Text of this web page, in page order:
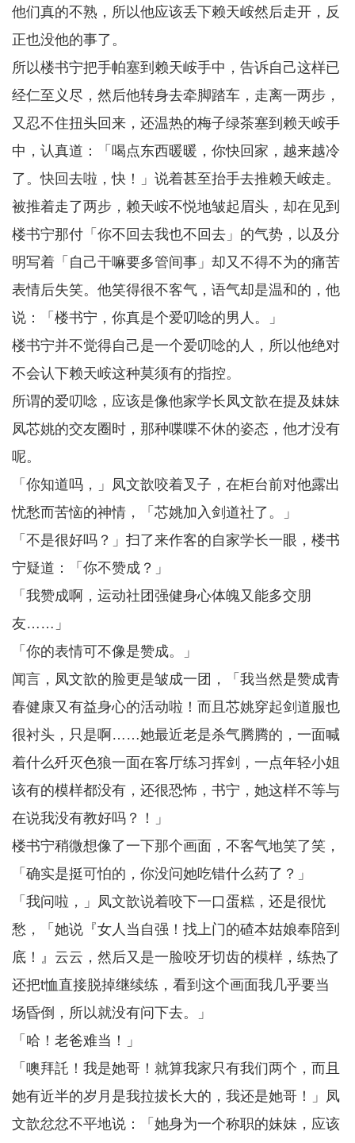
他们真的不熟，所以他应该丢下赖天峖然后走开，反
正也没他的事了。
所以楼书宁把手帕塞到赖天峖手中，告诉自己这样已
经仁至义尽，然后他转身去牵脚踏车，走离一两步，
又忍不住扭头回来，还温热的梅子绿茶塞到赖天峖手
中，认真道：「喝点东西暖暖，你快回家，越来越冷
了。快回去啦，快！」说着甚至抬手去推赖天峖走。
被推着走了两步，赖天峖不悦地皱起眉头，却在见到
楼书宁那付「你不回去我也不回去」的气势，以及分
明写着「自己干嘛要多管间事」却又不得不为的痛苦
表情后失笑。他笑得很不客气，语气却是温和的，他
说：「楼书宁，你真是个爱叨唸的男人。」
楼书宁并不觉得自己是一个爱叨唸的人，所以他绝对
不会认下赖天峖这种莫须有的指控。
所谓的爱叨唸，应该是像他家学长凤文歆在提及妹妹
凤芯姚的交友圈时，那种喋喋不休的姿态，他才没有
呢。
「你知道吗，」凤文歆咬着叉子，在柜台前对他露出
忧愁而苦恼的神情，「芯姚加入剑道社了。」
「不是很好吗？」扫了来作客的自家学长一眼，楼书
宁疑道：「你不赞成？」
「我赞成啊，运动社团强健身心体魄又能多交朋
友……」
「你的表情可不像是赞成。」
闻言，凤文歆的脸更是皱成一团，「我当然是赞成青
春健康又有益身心的活动啦！而且芯姚穿起剑道服也
很衬头，只是啊……她最近老是杀气腾腾的，一面喊
着什么歼灭色狼一面在客厅练习挥剑，一点年轻小姐
该有的模样都没有，还很恐怖，书宁，她这样不等与
在说我没有教好吗？！」
楼书宁稍微想像了一下那个画面，不客气地笑了笑，
「确实是挺可怕的，你没问她吃错什么药了？」
「我问啦，」凤文歆说着咬下一口蛋糕，还是很忧
愁，「她说『女人当自强！找上门的碴本姑娘奉陪到
底！』云云，然后又是一脸咬牙切齿的模样，练热了
还把t恤直接脱掉继续练，看到这个画面我几乎要当
场昏倒，所以就没有问下去。」
「哈！老爸难当！」
「噢拜託！我是她哥！就算我家只有我们两个，而且
她有近半的岁月是我拉拔长大的，我还是她哥！」凤
文歆忿忿不平地说：「她身为一个称职的妹妹，应该